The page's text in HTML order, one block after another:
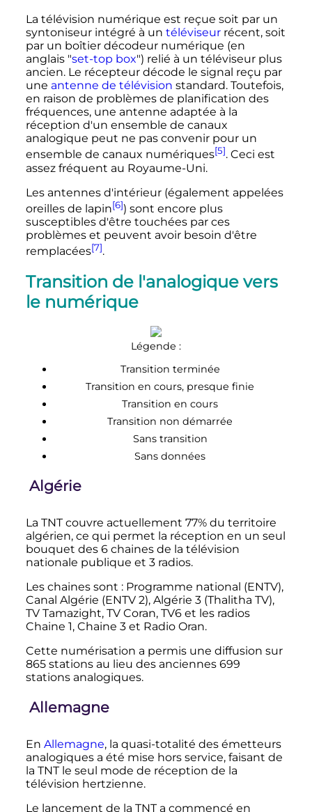
La télévision numérique est reçue soit par un
syntoniseur intégré à un téléviseurrécent, soit
par un boîtier décodeur numérique (en
anglais "set-top box") relié à un téléviseur plus
ancien. Le récepteur décode le signal reçu par
une antenne de télévision standard. Toutefois,
en raison de problèmes de planification des
fréquences, une antenne adaptée à la
réception d'un ensemble de canaux
analogique peut ne pas convenir pour un
ensemble de canaux numériques[5]. Ceci est
assez fréquent au Royaume-Uni.
Les antennes d'intérieur (également appelées
oreilles de lapin[6]) sont encore plus
susceptibles d'être touchées par ces
problèmes et peuvent avoir besoin d'être
remplacées[7].
Transition de l'analogique vers
le numérique
Légende :
Transition terminée
Transition en cours, presque finie
Transition en cours
Transition non démarrée
Sans transition
Sans données
Algérie
La TNT couvre actuellement 77% du territoire
algérien, ce qui permet la réception en un seul
bouquet des 6 chaines de la télévision
nationale publique et 3 radios.
Les chaines sont : Programme national (ENTV),
Canal Algérie (ENTV 2), Algérie 3 (Thalitha TV),
TV Tamazight, TV Coran, TV6 et les radios
Chaine 1, Chaine 3 et Radio Oran.
Cette numérisation a permis une diffusion sur
865 stations au lieu des anciennes 699
stations analogiques.
Allemagne
En Allemagne, la quasi-totalité des émetteurs
analogiques a été mise hors service, faisant de
la TNT le seul mode de réception de la
télévision hertzienne.
Le lancement de la TNT a commencé en